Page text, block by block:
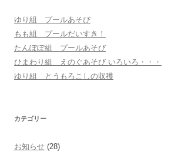
ン
ゆり組 プールあそび
もも組 プールだいすき！
たんぽぽ組 プールあそび
ひまわり組 えのぐあそび いろいろ・・・
ゆり組 とうもろこしの収穫
カテゴリー
お知らせ (28)